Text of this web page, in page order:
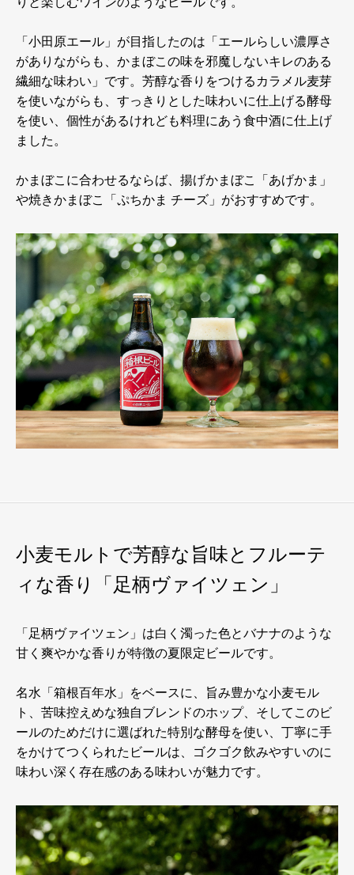
「小田原エール」が目指したのは「エールらしい濃厚さ
がありながらも、かまぼこの味を邪魔しないキレのある
繊細な味わい」です。芳醇な香りをつけるカラメル麦芽
を使いながらも、すっきりとした味わいに仕上げる酵母
を使い、個性があるけれども料理にあう食中酒に仕上げ
ました。
かまぼこに合わせるならば、揚げかまぼこ「あげかま」
や焼きかまぼこ「ぷちかま チーズ」がおすすめです。
小麦モルトで芳醇な旨味とフルーテ
ィな香り「足柄ヴァイツェン」
「足柄ヴァイツェン」は白く濁った色とバナナのような
甘く爽やかな香りが特徴の夏限定ビールです。
名水「箱根百年水」をベースに、旨み豊かな小麦モル
ト、苦味控えめな独自ブレンドのホップ、そしてこのビ
ールのためだけに選ばれた特別な酵母を使い、丁寧に手
をかけてつくられたビールは、ゴクゴク飲みやすいのに
味わい深く存在感のある味わいが魅力です。